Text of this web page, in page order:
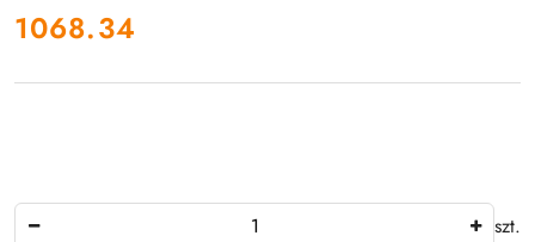
cena:
1068.34
szt.